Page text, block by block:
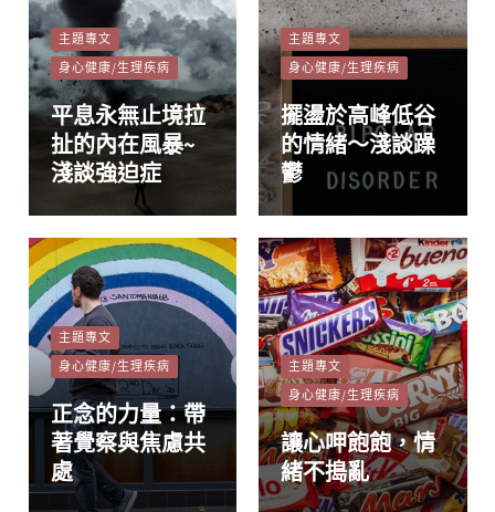
主題專文
身心健康/生理疾病
平息永無止境拉
扯的內在風暴~
淺談強迫症
主題專文
身心健康/生理疾病
擺盪於高峰低谷
的情緒～淺談躁
鬱
主題專文
身心健康/生理疾病
正念的力量：帶
著覺察與焦慮共
處
主題專文
身心健康/生理疾病
讓心呷飽飽，情
緒不搗亂